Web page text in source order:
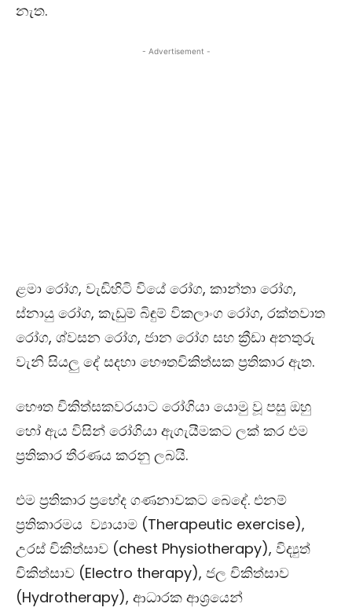
නැත.
- Advertisement -
ළමා රෝග, වැඩිහිටි වියේ රෝග, කාන්තා රෝග,
ස්නායු රෝග, කැඩුම් බිඳුම් විකලාංග රෝග, රක්තවාත
රෝග, ශ්වසන රෝග, ජාන රෝග සහ ක්‍රීඩා අනතුරු
වැනි සියලු දේ සදහා භෞතචිකිත්සක ප්‍රතිකාර ඇත.
භෞත චිකිත්සකවරයාට රෝගියා යොමු වූ පසු ඔහු
හෝ ඇය විසින් රෝගියා ඇගැයීමකට ලක් කර එම
ප්‍රතිකාර තීරණය කරනු ලබයි.
එම ප්‍රතිකාර ප්‍රභේද ගණනාවකට බෙදේ. එනම්
ප්‍රතිකාරමය ව්‍යායාම (Therapeutic exercise),
උරස් චිකිත්සාව (chest Physiotherapy), විද්‍යුත්
චිකිත්සාව (Electro therapy), ජල චිකිත්සාව
(Hydrotherapy), ආධාරක ආශ්‍රයෙන්